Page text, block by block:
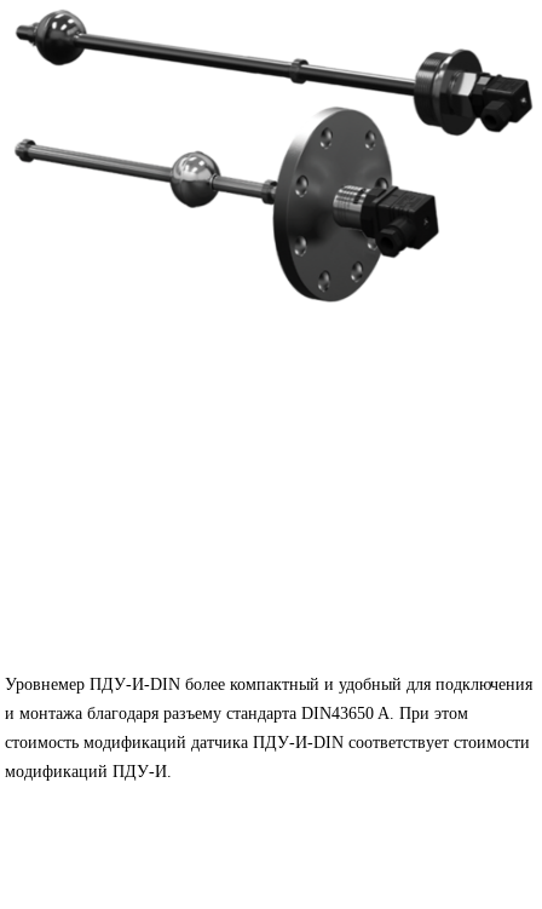
Уровнемер ПДУ-И-DIN более компактный и удобный для подключения
и монтажа благодаря разъему стандарта DIN43650 A. При этом
стоимость модификаций датчика ПДУ-И-DIN соответствует стоимости
модификаций ПДУ-И.